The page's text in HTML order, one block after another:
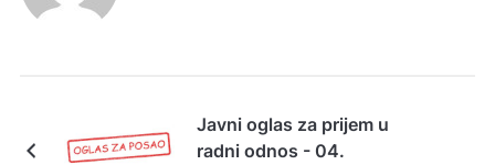
Javni oglas za prijem u
radni odnos - 04.